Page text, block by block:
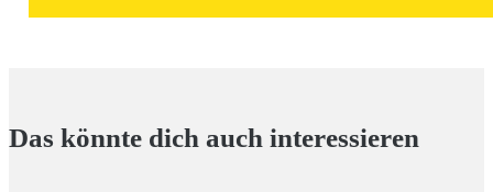
Das könnte dich auch interessieren